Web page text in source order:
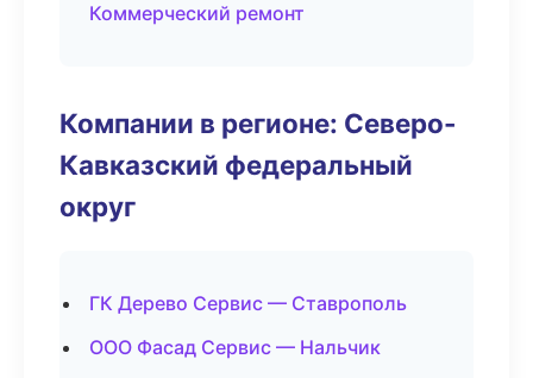
Коммерческий ремонт
Компании в регионе: Северо-
Кавказский федеральный
округ
ГК Дерево Сервис — Ставрополь
ООО Фасад Сервис — Нальчик